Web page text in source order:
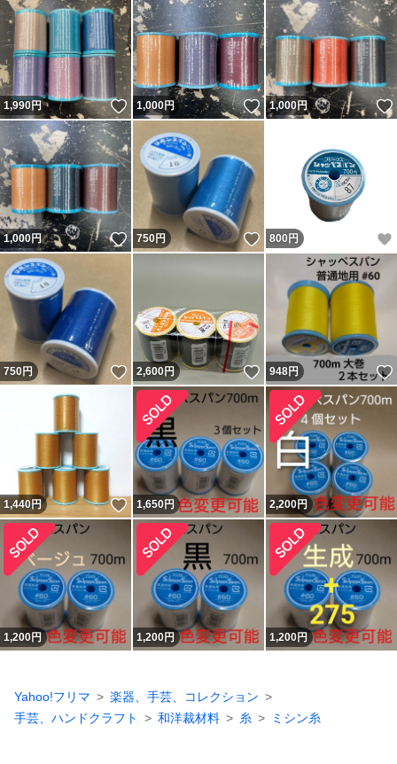
1,990円 いいね！
1,000円 いいね！
1,000円
1,000円 いいね！
750円 いいね！
800 円
750円 いいね！
2,600円 いいね！
948円
1,440円 いいね！
1,650円 2,200円
1,200円 1,200円 1,200円
Yahoo!フリマ
楽器、手芸、コレクション
手芸、ハンドクラフト
和洋裁材料 糸 ミシン糸